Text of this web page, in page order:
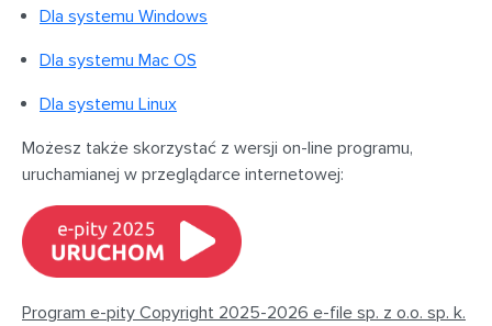
Dla systemu Windows
Dla systemu Mac OS
Dla systemu Linux
Możesz także skorzystać z wersji on-line programu,
uruchamianej w przeglądarce internetowej:
Program e-pity Copyright 2025-2026 e-file sp. z o.o. sp. k.